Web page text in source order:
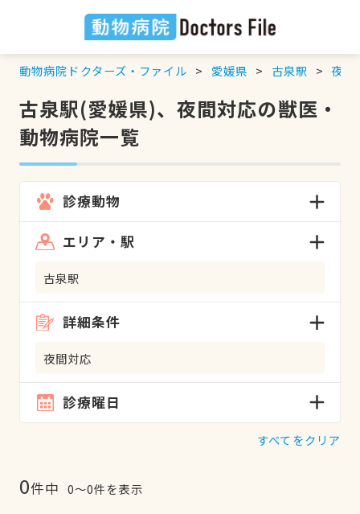
動物病院ドクターズ・ファイル 愛媛県 古泉駅 夜間
古泉駅(愛媛県)、夜間対応の獣医・
動物病院一覧
診療動物
エリア・駅
古泉駅
詳細条件
夜間対応
診療曜日
すべてをクリア
0件中 0〜0件を表示